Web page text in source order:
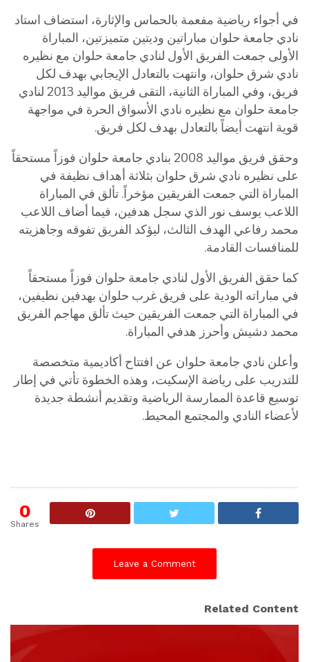
في أجواء رياضية مفعمة بالحماس والإثارة، استضاف استاد
نادي جامعة حلوان مباراتين وديتين متميزتين، المباراة
الأولى جمعت الفريق الأول لنادي جامعة حلوان مع نظيره
نادي شرق حلوان، وانتهت بالتعادل الإيجابي بهدف لكل
فريق، وفي المباراة الثانية، التقى فريق مواليد 2013 لنادي
جامعة حلوان مع نظيره نادي الأسواق الحرة في مواجهة
قوية انتهت أيضاً بالتعادل بهدف لكل فريق.
وحقق فريق مواليد 2008 بنادي جامعة حلوان فوزاً مستحقاً
على نظيره نادي شرق حلوان بثلاثة أهداف نظيفة في
المباراة التي جمعت الفريقين مؤخراً. تألق في المباراة
اللاعب يوسف نور الذي سجل هدفين، فيما أضاف اللاعب
محمد رفاعي الهدف الثالث، ليؤكد الفريق تفوقه وجاهزيته
للمنافسات القادمة.
كما حقق الفريق الأول لنادي جامعة حلوان فوزاً مستحقاً
في مباراته الودية على فريق غرب حلوان بهدفين نظيفين،
في المباراة التي جمعت الفريقين حيث تألق مهاجم الفريق
محمد دشيش وأحرز هدفي المباراة.
وأعلن نادي جامعة حلوان عن افتتاح أكاديمية متخصصة
للتدريب على رياضة الإسكيت، وهذه الخطوة تأتي في إطار
توسيع قاعدة الممارسة الرياضية وتقديم أنشطة جديدة
لأعضاء النادي والمجتمع المحيط.
0
Shares
Leave a Comment
Related Content